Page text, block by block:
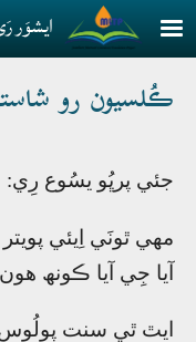
Skip to main content ايشوَر
ڪُلسيون رو
جئي پرڀُو يسُوع رِي:
مھي ٿونَي اِيئي
آيا جِي آيا ڪونھ
ايٿ ٿي سنت پولُوس